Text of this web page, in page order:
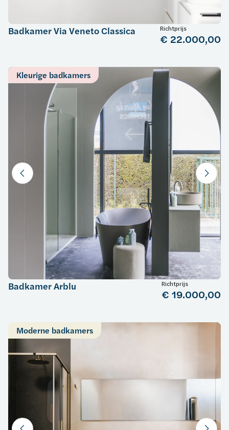
Badkamer Via Veneto Classica Richtprijs
€ 22.000,00
Kleurige badkamers
Badkamer Arblu Richtprijs
€ 19.000,00
Moderne badkamers